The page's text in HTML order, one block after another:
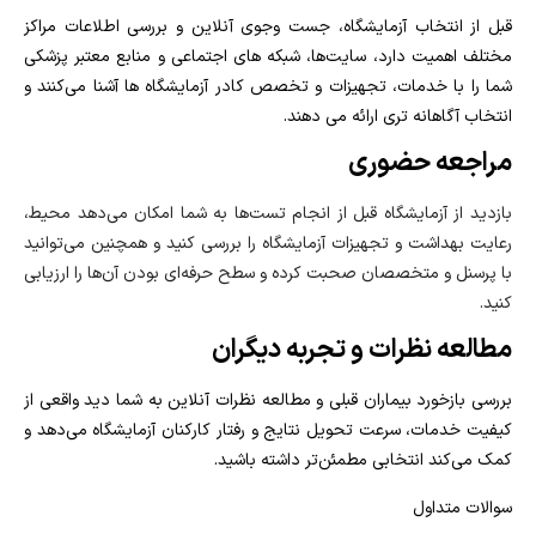
قبل از انتخاب آزمایشگاه، جست‌ وجوی آنلاین و بررسی اطلاعات مراکز
مختلف اهمیت دارد، سایت‌ها، شبکه‌ های اجتماعی و منابع معتبر پزشکی
شما را با خدمات، تجهیزات و تخصص کادر آزمایشگاه‌ ها آشنا می‌کنند و
انتخاب آگاهانه‌ تری ارائه می دهند.
مراجعه حضوری
بازدید از آزمایشگاه قبل از انجام تست‌ها به شما امکان می‌دهد محیط،
رعایت بهداشت و تجهیزات آزمایشگاه را بررسی کنید و همچنین می‌توانید
با پرسنل و متخصصان صحبت کرده و سطح حرفه‌ای بودن آن‌ها را ارزیابی
کنید.
مطالعه نظرات و تجربه دیگران
بررسی بازخورد بیماران قبلی و مطالعه نظرات آنلاین به شما دید واقعی از
کیفیت خدمات، سرعت تحویل نتایج و رفتار کارکنان آزمایشگاه می‌دهد و
کمک می‌کند انتخابی مطمئن‌تر داشته باشید.
سوالات متداول